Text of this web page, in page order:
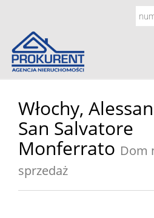
Włochy,
San Salvatore
Monferrato Dom
sprzedaż